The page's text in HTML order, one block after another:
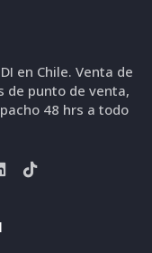
en Chile. Venta de
de punto de venta,
48 hrs a todo